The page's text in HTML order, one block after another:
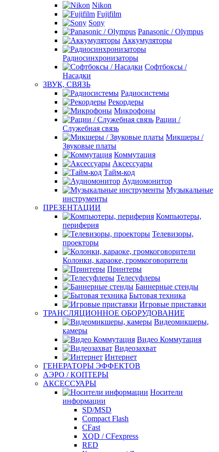
Nikon
Fujifilm
Sony
Panasonic / Olympus
Аккумуляторы
Радиосинхронизаторы
Софтбоксы /
Насадки
ЗВУК, СВЯЗЬ
Радиосистемы
Рекордеры
Микрофоны
Рации /
Служебная связь
Микшеры /
Звуковые платы
Коммутация
Аксессуары
Тайм-код
Аудиомонитор
Музыкальные
инструменты
ПРЕЗЕНТАЦИИ
Компьютеры,
периферия
Телевизоры,
проекторы
Колонки, караоке, громкоговорители
Принтеры
Телесуфлеры
Баннерные стенды
Бытовая техника
Игровые приставки
ТРАНСЛЯЦИОННОЕ ОБОРУДОВАНИЕ
Видеомикшеры,
камеры
Видео Коммутация
Видеозахват
Интернет
ГЕНЕРАТОРЫ ЭФФЕКТОВ
АЭРО / КОПТЕРЫ
АКСЕССУАРЫ
Носители
информации
SD/MSD
Compact Flash
CFast
XQD / CFexpress
RED